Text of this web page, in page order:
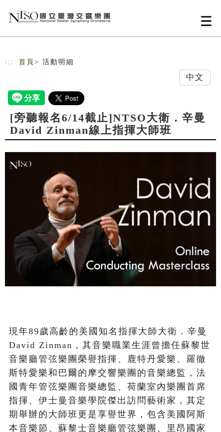
::: 首頁 > 活動明細
中文
[旁聽報名6/14截止]NTSO大衛．辛曼
David Zinman線上指揮大師班
現年89歲高齡的美國知名指揮大師大衛．辛曼
David Zinman，其音樂職業生涯曾擔任蘇黎世
音樂廳管弦樂團榮譽指揮、鹿特丹愛樂、羅徹
斯特愛樂和巴爾的摩交響樂團的音樂總監，法
國青年管弦樂團音樂總監、荷蘭室內樂團首席
指揮、伊士曼音樂學院傑出訪問藝術家，其定
期舉辦的大師班更是享譽世界，包含美國阿斯
本音樂節、蘇黎士音樂廳管弦樂團、里昂國家